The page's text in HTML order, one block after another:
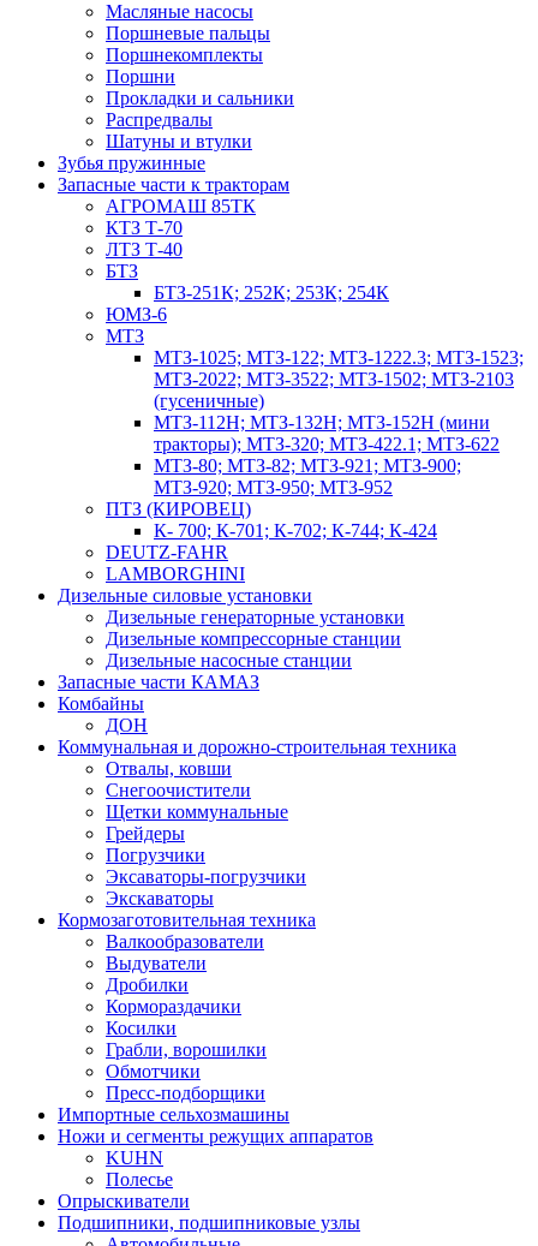
Масляные насосы
Поршневые пальцы
Поршнекомплекты
Поршни
Прокладки и сальники
Распредвалы
Шатуны и втулки
Зубья пружинные
Запасные части к тракторам
АГРОМАШ 85ТК
КТЗ Т-70
ЛТЗ Т-40
БТЗ
БТЗ-251К; 252К; 253К; 254К
ЮМЗ-6
МТЗ
МТЗ-1025; МТЗ-122; МТЗ-1222.3; МТЗ-1523;
МТЗ-2022; МТЗ-3522; МТЗ-1502; МТЗ-2103
(гусеничные)
МТЗ-112Н; МТЗ-132Н; МТЗ-152Н (мини
тракторы); МТЗ-320; МТЗ-422.1; МТЗ-622
МТЗ-80; МТЗ-82; МТЗ-921; МТЗ-900;
МТЗ-920; МТЗ-950; МТЗ-952
ПТЗ (КИРОВЕЦ)
К- 700; К-701; К-702; К-744; К-424
DEUTZ-FAHR
LAMBORGHINI
Дизельные силовые установки
Дизельные генераторные установки
Дизельные компрессорные станции
Дизельные насосные станции
Запасные части КАМАЗ
Комбайны
ДОН
Коммунальная и дорожно-строительная техника
Отвалы, ковши
Снегоочистители
Щетки коммунальные
Грейдеры
Погрузчики
Эксаваторы-погрузчики
Экскаваторы
Кормозаготовительная техника
Валкообразователи
Выдуватели
Дробилки
Кормораздачики
Косилки
Грабли, ворошилки
Обмотчики
Пресс-подборщики
Импортные сельхозмашины
Ножи и сегменты режущих аппаратов
KUHN
Полесье
Опрыскиватели
Подшипники, подшипниковые узлы